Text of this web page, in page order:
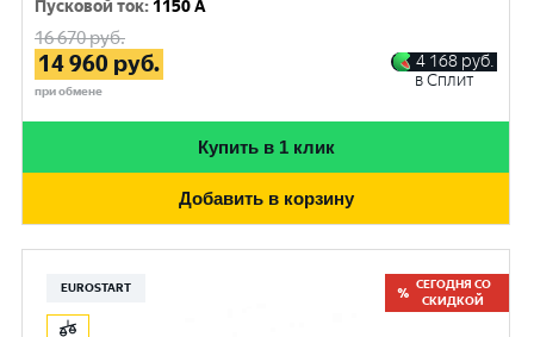
Пусковой ток: 1150 A
16 670руб.
14 960 руб.
при обмене
4 168 руб.
в Сплит
Купить в 1 клик
Добавить в корзину
EUROSTART
СЕГОДНЯ СО
СКИДКОЙ